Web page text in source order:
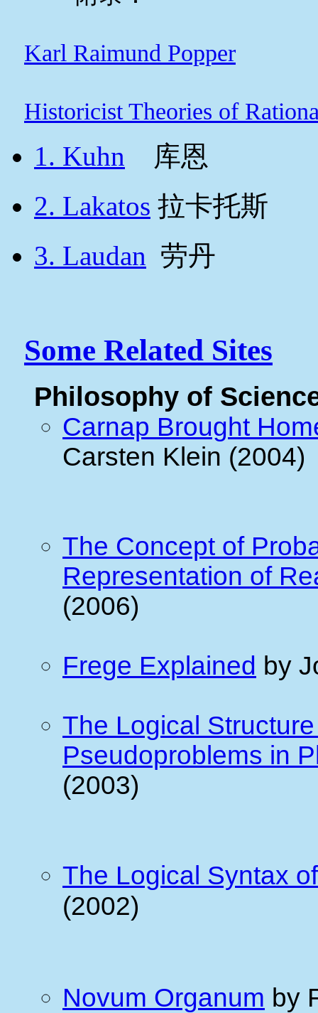
Karl Raimund Popper
Historicist Theories of
1. Kuhn
库恩
2. Lakatos 拉卡托斯
3. Laudan 劳丹
Some Related Sites
Philosophy of
Carnap Brought
Carsten Klein (2004)
The Concept of
Representation of
(2006)
Frege Explained by
The Logical
Pseudoproblems in
(2003)
The Logical Syntax
(2002)
Novum Organum by